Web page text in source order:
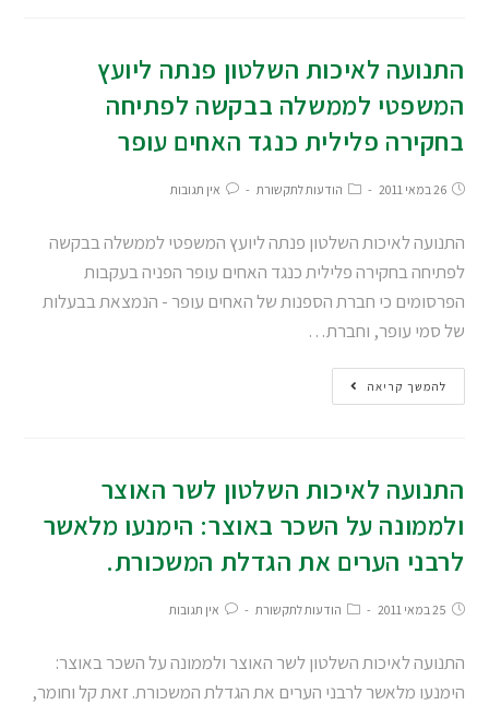
התנועה לאיכות השלטון פנתה ליועץ
המשפטי לממשלה בבקשה לפתיחה
בחקירה פלילית כנגד האחים עופר
26 במאי 2011 הודעות לתקשורת אין תגובות
התנועה לאיכות השלטון פנתה ליועץ המשפטי לממשלה בבקשה
לפתיחה בחקירה פלילית כנגד האחים עופר הפניה בעקבות
הפרסומים כי חברת הספנות של האחים עופר - הנמצאת בבעלות
של סמי עופר, וחברת…
להמשך קריאה
התנועה לאיכות השלטון לשר האוצר
ולממונה על השכר באוצר: הימנעו מלאשר
לרבני הערים את הגדלת המשכורת.
25 במאי 2011 הודעות לתקשורת אין תגובות
התנועה לאיכות השלטון לשר האוצר ולממונה על השכר באוצר:
הימנעו מלאשר לרבני הערים את הגדלת המשכורת. זאת קל וחומר,